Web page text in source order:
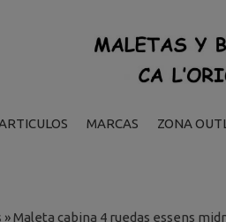
MARCAS ZONA
»Maleta cabina 4 ruedas essens